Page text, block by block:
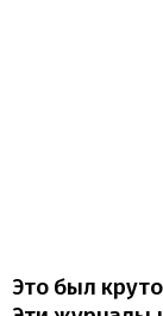
Это был